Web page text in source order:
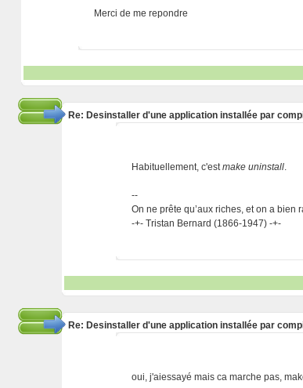
Merci de me repondre
Re: Desinstaller d'une application installée par
Habituellement, c'estmake uninstall.
--
On ne prête qu’aux riches, et on a
-+- Tristan Bernard (1866-1947) -+-
Re: Desinstaller d'une application installée par
oui, j'aiessayé mais ca marche pas,